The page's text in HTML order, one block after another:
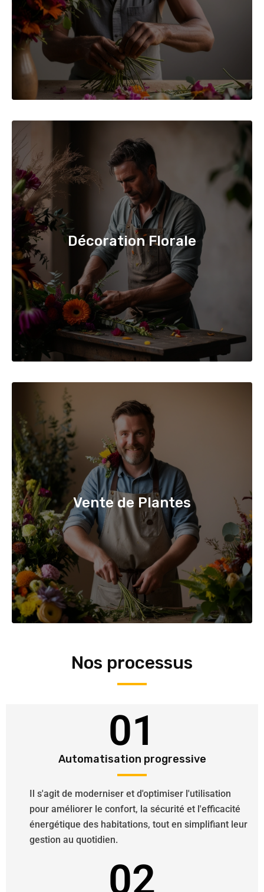
Décoration Florale
Vente de Plantes
Nos processus
01
Automatisation progressive
Il s'agit de moderniser et d'optimiser l'utilisation
pour améliorer le confort, la sécurité et l'efficacité
énergétique des habitations, tout en simplifiant leur
gestion au quotidien.
02